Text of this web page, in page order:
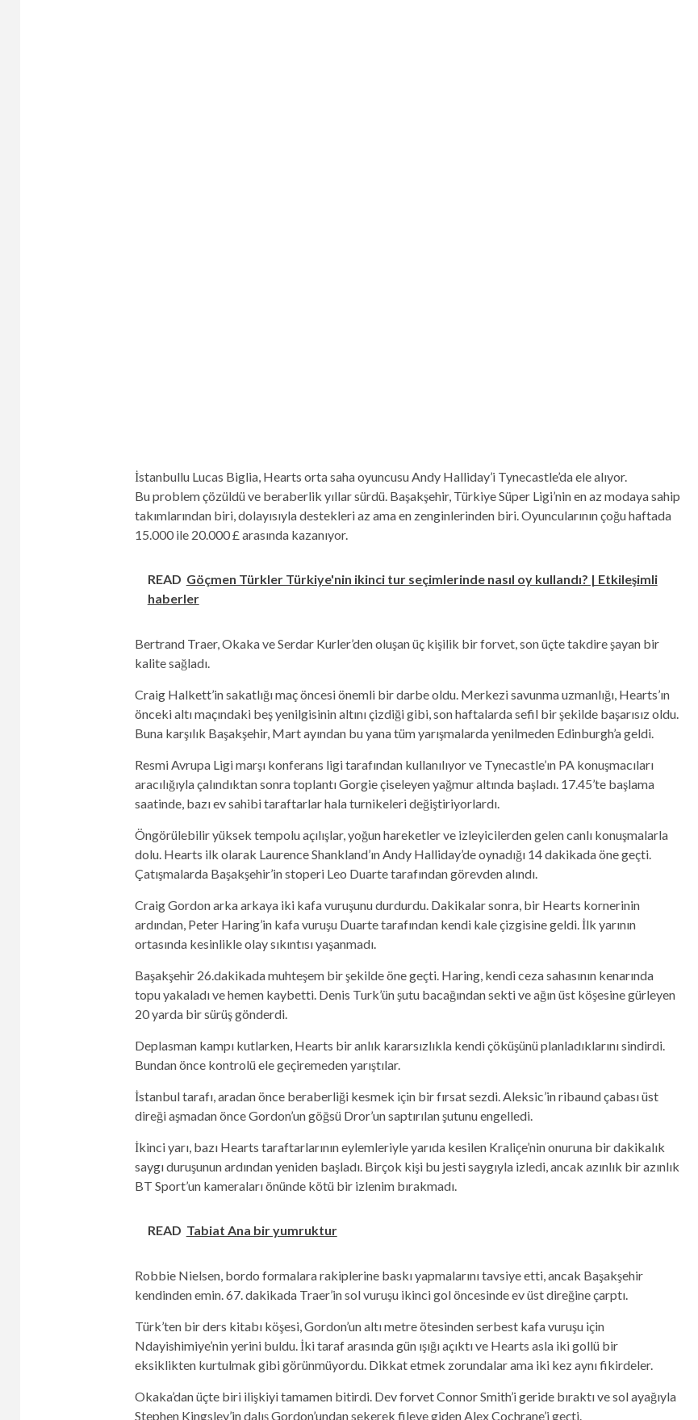
İstanbullu Lucas Biglia, Hearts orta saha oyuncusu Andy Halliday’i Tynecastle’da ele alıyor.
Bu problem çözüldü ve beraberlik yıllar sürdü. Başakşehir, Türkiye Süper Ligi’nin en az modaya sahip
takımlarından biri, dolayısıyla destekleri az ama en zenginlerinden biri. Oyuncularının çoğu haftada
15.000 ile 20.000 £ arasında kazanıyor.
READ Göçmen Türkler Türkiye'nin ikinci tur seçimlerinde nasıl oy kullandı? | Etkileşimli
haberler
Bertrand Traer, Okaka ve Serdar Kurler’den oluşan üç kişilik bir forvet, son üçte takdire şayan bir
kalite sağladı.
Craig Halkett’in sakatlığı maç öncesi önemli bir darbe oldu. Merkezi savunma uzmanlığı, Hearts’ın
önceki altı maçındaki beş yenilgisinin altını çizdiği gibi, son haftalarda sefil bir şekilde başarısız oldu.
Buna karşılık Başakşehir, Mart ayından bu yana tüm yarışmalarda yenilmeden Edinburgh’a geldi.
Resmi Avrupa Ligi marşı konferans ligi tarafından kullanılıyor ve Tynecastle’ın PA konuşmacıları
aracılığıyla çalındıktan sonra toplantı Gorgie çiseleyen yağmur altında başladı. 17.45’te başlama
saatinde, bazı ev sahibi taraftarlar hala turnikeleri değiştiriyorlardı.
Öngörülebilir yüksek tempolu açılışlar, yoğun hareketler ve izleyicilerden gelen canlı konuşmalarla
dolu. Hearts ilk olarak Laurence Shankland’ın Andy Halliday’de oynadığı 14 dakikada öne geçti.
Çatışmalarda Başakşehir’in stoperi Leo Duarte tarafından görevden alındı.
Craig Gordon arka arkaya iki kafa vuruşunu durdurdu. Dakikalar sonra, bir Hearts kornerinin
ardından, Peter Haring’in kafa vuruşu Duarte tarafından kendi kale çizgisine geldi. İlk yarının
ortasında kesinlikle olay sıkıntısı yaşanmadı.
Başakşehir 26.dakikada muhteşem bir şekilde öne geçti. Haring, kendi ceza sahasının kenarında
topu yakaladı ve hemen kaybetti. Denis Turk’ün şutu bacağından sekti ve ağın üst köşesine gürleyen
20 yarda bir sürüş gönderdi.
Deplasman kampı kutlarken, Hearts bir anlık kararsızlıkla kendi çöküşünü planladıklarını sindirdi.
Bundan önce kontrolü ele geçiremeden yarıştılar.
İstanbul tarafı, aradan önce beraberliği kesmek için bir fırsat sezdi. Aleksic’in ribaund çabası üst
direği aşmadan önce Gordon’un göğsü Dror’un saptırılan şutunu engelledi.
İkinci yarı, bazı Hearts taraftarlarının eylemleriyle yarıda kesilen Kraliçe’nin onuruna bir dakikalık
saygı duruşunun ardından yeniden başladı. Birçok kişi bu jesti saygıyla izledi, ancak azınlık bir azınlık
BT Sport’un kameraları önünde kötü bir izlenim bırakmadı.
READ Tabiat Ana bir yumruktur
Robbie Nielsen, bordo formalara rakiplerine baskı yapmalarını tavsiye etti, ancak Başakşehir
kendinden emin. 67. dakikada Traer’in sol vuruşu ikinci gol öncesinde ev üst direğine çarptı.
Türk’ten bir ders kitabı köşesi, Gordon’un altı metre ötesinden serbest kafa vuruşu için
Ndayishimiye’nin yerini buldu. İki taraf arasında gün ışığı açıktı ve Hearts asla iki gollü bir
eksiklikten kurtulmak gibi görünmüyordu. Dikkat etmek zorundalar ama iki kez aynı fikirdeler.
Okaka’dan üçte biri ilişkiyi tamamen bitirdi. Dev forvet Connor Smith’i geride bıraktı ve sol ayağıyla
Stephen Kingsley’in dalış Gordon’undan sekerek fileye giden Alex Cochrane’i geçti.